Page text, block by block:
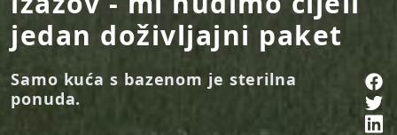
jedan doživljajni paket
Samo kuća s bazenom je sterilna
ponuda.